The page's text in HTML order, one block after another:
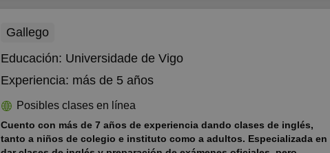
Gallego
Educación: Universidade de Vigo
Experiencia: más de 5 años
Posibles clases en línea
Cuento con más de 7 años de experiencia dando clases de inglés,
tanto a niños de colegio e instituto como a adultos. Especializada en